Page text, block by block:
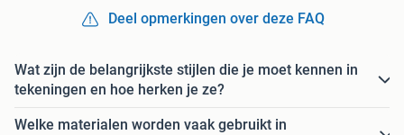
Deel opmerkingen over deze FAQ
Wat zijn de belangrijkste stijlen die je moet kennen in
tekeningen en hoe herken je ze?
Welke materialen worden vaak gebruikt in